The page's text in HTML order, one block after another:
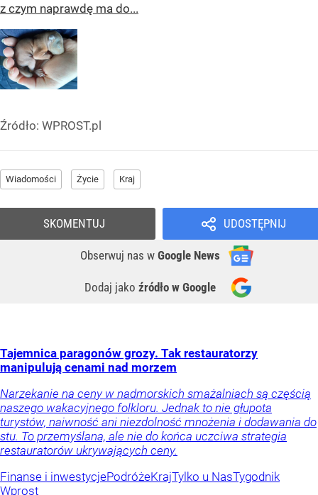
z czym naprawdę ma do...
Źródło: WPROST.pl
Wiadomości Życie Kraj
UDOSTĘPNIJ
Obserwuj nas w Google News
Dodaj jako źródło w Google
SKOMENTUJ
Tajemnica paragonów grozy. Tak restauratorzy
manipulują cenami nad morzem
Narzekanie na ceny w nadmorskich smażalniach są częścią
naszego wakacyjnego folkloru. Jednak to nie głupota
turystów, naiwność ani niezdolność mnożenia i dodawania do
stu. To przemyślana, ale nie do końca uczciwa strategia
restauratorów ukrywających ceny.
Finanse i inwestycjePodróżeKrajTylko u NasTygodnik
Wprost